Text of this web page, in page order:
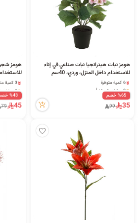
هومز نبات هيدرانجيا نبات صناعي في إناء
للاستخدام داخل المنزل، وردي، 40سم
2 مشاهدة مؤخراً
6 كمية متوفرة
2 مشاهدة مؤخراً
%65 خصم
35
99
هومز
للاستخدام
3 كمية متوفرة
3 مشاهدة مؤخراً
%43 خصم
45
79